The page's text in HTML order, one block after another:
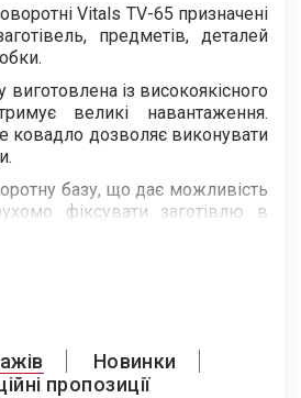
Vitals TV-65 призначені
предметів, деталей
виготовлена із високоякісного
великі навантаження.
ковадло дозволяє виконувати
базу, що дає можливість
фіксувати заготівлю в
у базі лещата можна
Новинки
пропозиції